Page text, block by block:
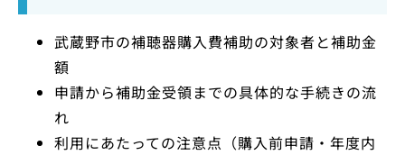
武蔵野市の補聴器購入費補助の対象者と補助金
額
申請から補助金受領までの具体的な手続きの流
れ
利用にあたっての注意点（購入前申請・年度内